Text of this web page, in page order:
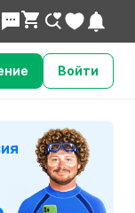
Войти